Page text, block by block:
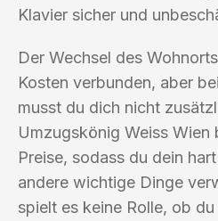
Klavier sicher und
Der Wechsel des
Kosten verbunden, aber
musst du dich nicht
Umzugskönig Weiss
Preise, sodass du dein
andere wichtige Dinge
spielt es keine Rolle, ob